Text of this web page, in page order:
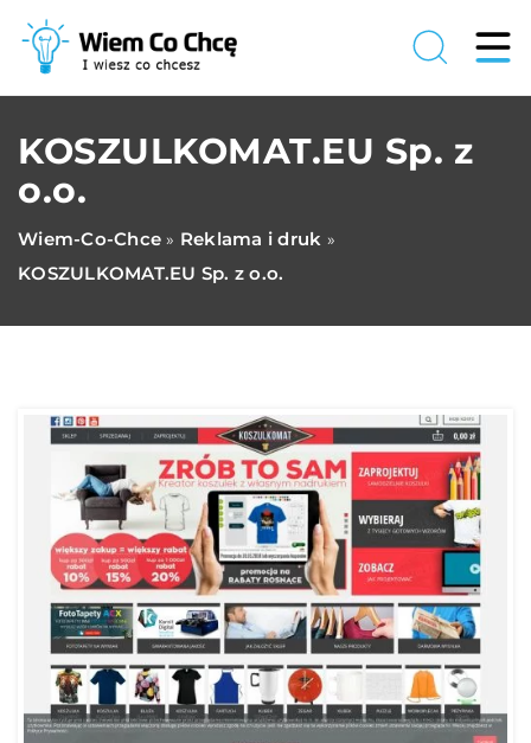
KOSZULKOMAT.EU Sp. z
o.o.
Wiem-Co-Chce » Reklama i druk »
KOSZULKOMAT.EU Sp. z o.o.